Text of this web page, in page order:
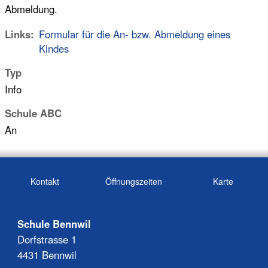
Abmeldung.
Links
Formular für die An- bzw. Abmeldung eines
Kindes
Typ
Info
Schule ABC
An
Kontakt Öffnungszeiten Karte
Schule Bennwil
Dorfstrasse 1
4431 Bennwil